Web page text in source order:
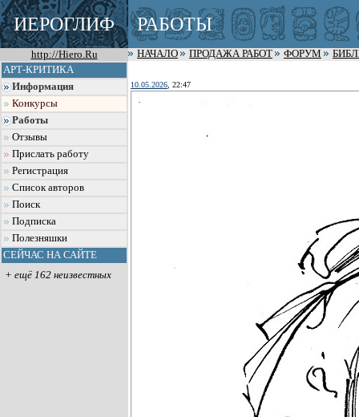
ИЕРОГЛИФ РАБОТЫ
http://Hiero.Ru НАЧАЛО ПРОДАЖА РАБОТ ФОРУМ
АРТ-КРИТИКА
Информация
Конкурсы
Работы
Отзывы
Прислать работу
Регистрация
Список авторов
Поиск
Подписка
Полезняшки
СЕЙЧАС НА САЙТЕ
+ ещё 162 неизвестных
10.05.2026 , 22:47